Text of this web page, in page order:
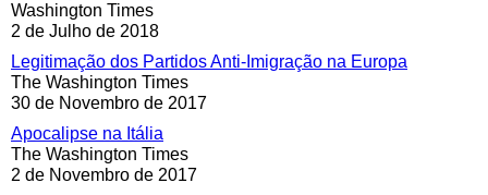
Washington Times
2 de Julho de 2018
Legitimação dos Partidos Anti-Imigração na Europa
The Washington Times
30 de Novembro de 2017
Apocalipse na Itália
The Washington Times
2 de Novembro de 2017